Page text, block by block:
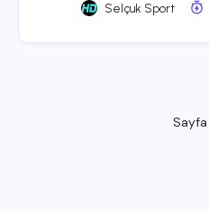
Selçuk Sport
Sayfa